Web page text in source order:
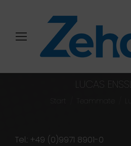
LUCAS ENSSLIN
Sie befinden sich hier:
Start Teammate
Tel.: +49 (0)9971 8901-0